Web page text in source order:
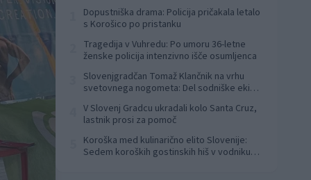
Dopustniška drama: Policija pričakala letalo
s Korošico po pristanku
Tragedija v Vuhredu: Po umoru 36-letne
ženske policija intenzivno išče osumljenca
Slovenjgradčan Tomaž Klančnik na vrhu
svetovnega nogometa: Del sodniške ekipe
V Slovenj Gradcu ukradali kolo Santa Cruz,
lastnik prosi za pomoč
Koroška med kulinarično elito Slovenije:
Sedem koroških gostinskih hiš v vodniku